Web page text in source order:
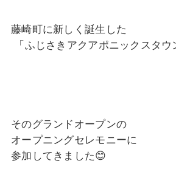
藤崎町に新しく誕生した
「ふじさきアクアポニックスタウ
そのグランドオープンの
オープニングセレモニーに
参加してきました😊